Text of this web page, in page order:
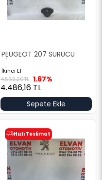
PEUGEOT 207 SÜRÜCÜ
AİRBAG
İkinci El
4.562,20TL 1.67%
4.486,16 TL
Sepete Ekle
Hızlı Teslimat